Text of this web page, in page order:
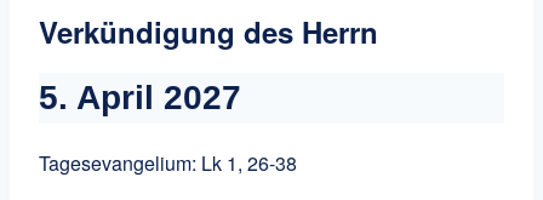
Verkündigung des Herrn
5. April 2027
Tagesevangelium: Lk 1, 26-38